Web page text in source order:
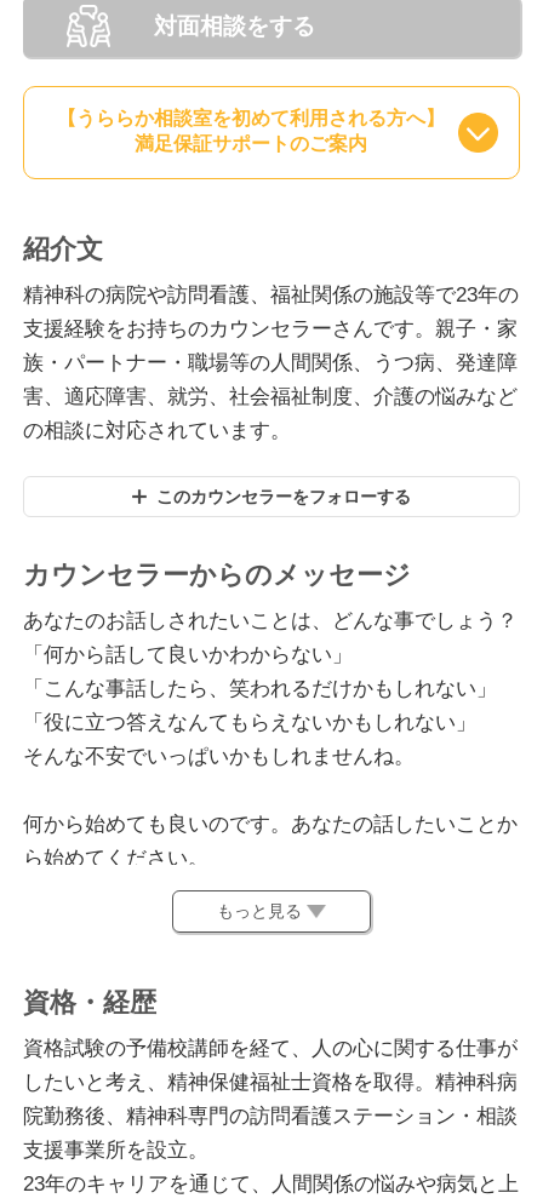
対面相談をする
【うららか相談室を初めて利用される方へ】
満足保証サポートのご案内
紹介文
精神科の病院や訪問看護、福祉関係の施設等で23年の
支援経験をお持ちのカウンセラーさんです。親子・家
族・パートナー・職場等の人間関係、うつ病、発達障
害、適応障害、就労、社会福祉制度、介護の悩みなど
の相談に対応されています。
このカウンセラーをフォローする
カウンセラーからのメッセージ
あなたのお話しされたいことは、どんな事でしょう？
「何から話して良いかわからない」
「こんな事話したら、笑われるだけかもしれない」
「役に立つ答えなんてもらえないかもしれない」
そんな不安でいっぱいかもしれませんね。
何から始めても良いのです。あなたの話したいことか
ら始めてください。
笑うことはありません。安心してください。まず、あ
なたのお話にしっかり耳を傾けます。
そもそも、すぐに答えの出る問題だったら、あなたは
でも、あなたにとって一番良い「答え」は、必ずあり
ます。
それを、あなたと一緒に探すために、私は精一杯、あ
なたの力になります。
もっと見る
資格・経歴
資格試験の予備校講師を経て、人の心に関する仕事が
したいと考え、精神保健福祉士資格を取得。精神科病
院勤務後、精神科専門の訪問看護ステーション・相談
支援事業所を設立。
23年のキャリアを通じて、人間関係の悩みや病気と上